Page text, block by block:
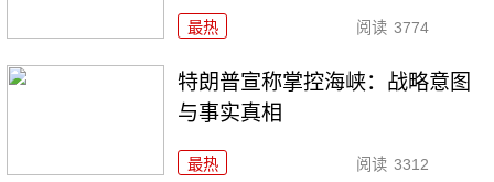
最热 阅读 3774
特朗普宣称掌控海峡：战略意图
与事实真相
最热 阅读 3312